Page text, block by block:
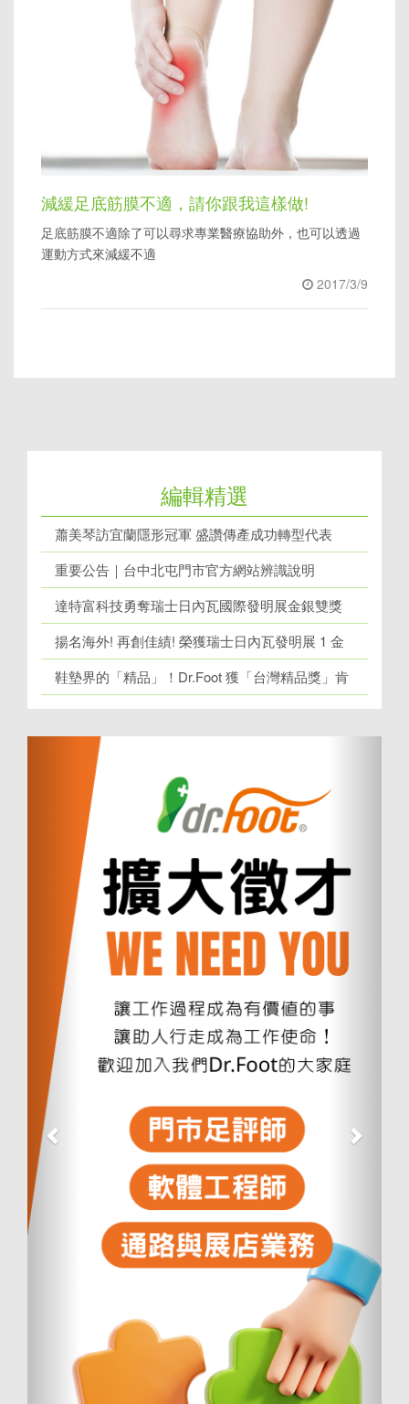
減緩足底筋膜不適，請你跟我這樣做!
足底筋膜不適除了可以尋求專業醫療協助外，也可以透過
運動方式來減緩不適
2017/3/9
編輯精選
蕭美琴訪宜蘭隱形冠軍 盛讚傳產成功轉型代表
重要公告｜台中北屯門市官方網站辨識說明
達特富科技勇奪瑞士日內瓦國際發明展金銀雙獎
揚名海外! 再創佳績! 榮獲瑞士日內瓦發明展 1 金
牌、1 銀牌
鞋墊界的「精品」！Dr.Foot 獲「台灣精品獎」肯
定！